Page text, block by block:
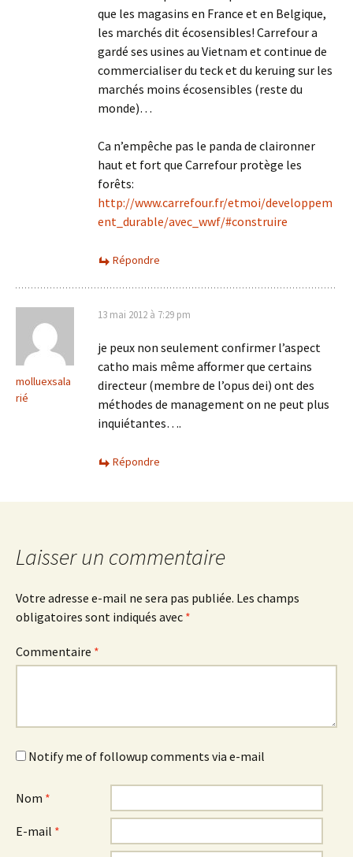
que les magasins en France et en Belgique,
les marchés dit écosensibles! Carrefour a
gardé ses usines au Vietnam et continue de
commercialiser du teck et du keruing sur les
marchés moins écosensibles (reste du
monde)…
Ca n’empêche pas le panda de claironner
haut et fort que Carrefour protège les
forêts:
http://www.carrefour.fr/etmoi/developpem
ent_durable/avec_wwf/#construire
Répondre
molluexsala
rié
13 mai 2012 à 7:29 pm
je peux non seulement confirmer l’aspect
catho mais même afformer que certains
directeur (membre de l’opus dei) ont des
méthodes de management on ne peut plus
inquiétantes….
Répondre
Laisser un commentaire
Votre adresse e-mail ne sera pas publiée. Les champs
obligatoires sont indiqués avec *
Commentaire *
Notify me of followup comments via e-mail
Nom *
E-mail *